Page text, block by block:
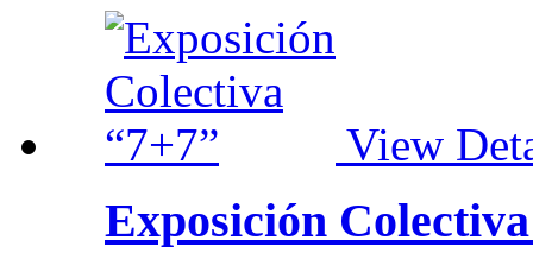
View
Exposición